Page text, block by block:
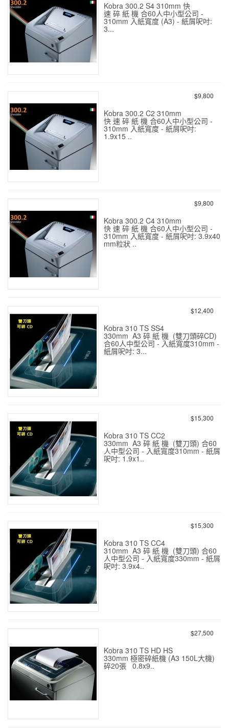
碎紙機 3.8mm條狀 26張
Kobra 300.2 S4 310mm 快
速 碎 紙 機 合60人中小型公司 -
310mm 入紙寬度 (A3) - 紙屑呎吋:
3...
$9,800
碎紙機 1.9x15mm粒狀 14張
Kobra 300.2 C2 310mm
快 速 碎 紙 機 合60人中小型公司 -
310mm 入紙寬度 - 紙屑呎吋:
1.9x15 ..
$9,800
碎紙機 3.9x40mm粒狀 21張
Kobra 300.2 C4 310mm
快 速 碎 紙 機 合60人中小型公司 -
310mm 入紙寬度 - 紙屑呎吋: 3.9x40
mm粒狀 ..
$12,400
A3 3.8mm P-2 31張 雙刀頭
Kobra 310 TS SS4
330mm A3 碎 紙 機 (雙刀頭碎CD)
合60人中型公司 - 入紙寬度310mm -
紙屑呎吋: 3...
$15,300
A3 1.9x15mm P-5 14張
Kobra 310 TS CC2
330mm A3 碎 紙 機 (雙刀頭) 合60
人中型公司 - 入紙寬度310mm - 紙屑
呎吋: 1.9x1..
$15,300
A3 3.9x40mm P-4 25張
Kobra 310 TS CC4
310mm A3 碎 紙 機 (雙刀頭) 合60
人中型公司 - 入紙寬度330mm - 紙屑
呎吋: 3.9x4..
$27,500
Kobra 310 TS HD HS
330mm 極密碎紙機 (A3 150L大機)
碎20張 0.8x9..